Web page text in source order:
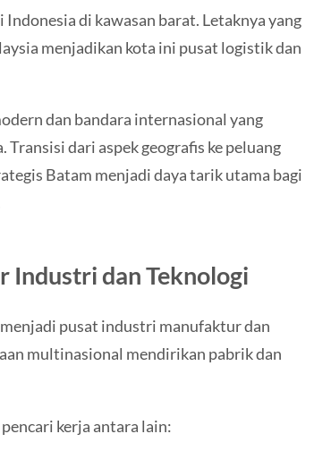
di kawasan barat. Letaknya yang
menjadikan kota ini pusat logistik dan
dan bandara internasional yang
dari aspek geografis ke peluang
Batam menjadi daya tarik utama bagi
Industri dan Teknologi
pusat industri manufaktur dan
multinasional mendirikan pabrik dan
kerja antara lain: